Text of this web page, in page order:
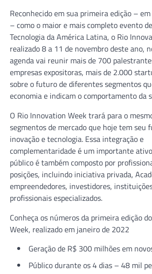
Reconhecido em sua primeira edição –
– como o maior e mais completo evento
Tecnologia da América Latina, o Rio
realizado 8 a 11 de novembro deste ano,
agenda vai reunir mais de 700
empresas expositoras, mais de 2.000
sobre o futuro de diferentes segmentos
economia e indicam o comportamento da
O Rio Innovation Week trará para o
segmentos de mercado que hoje tem seu
inovação e tecnologia. Essa integração e
complementaridade é um importante
público é também composto por
posições, incluindo iniciativa privada,
empreendedores, investidores,
profissionais especializados.
Conheça os números da primeira edição
Week, realizado em janeiro de 2022
Geração de R$ 300 milhões em
Público durante os 4 dias – 48 mil